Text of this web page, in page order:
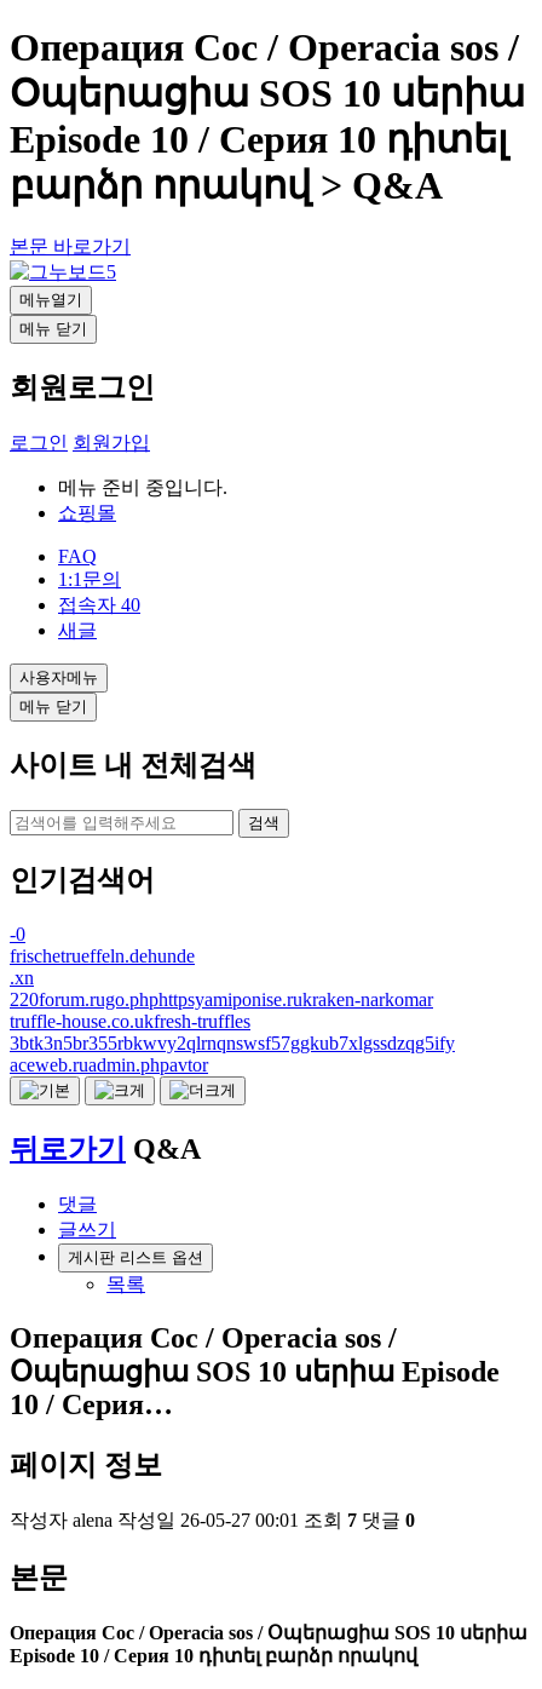
Операция Сос / Operacia sos /
Օպերացիա SOS 10 սերիա
Episode 10 / Серия 10 դիտել
բարձր որակով > Q&A
본문 바로가기
메뉴열기
메뉴 닫기
회원로그인
로그인 회원가입
메뉴 준비 중입니다.
쇼핑몰
FAQ
1:1문의
접속자 40
새글
사용자메뉴
메뉴 닫기
사이트 내 전체검색
검색
인기검색어
-0
frischetrueffeln.dehunde
.xn
220forum.rugo.phphttpsyamiponise.rukraken-narkomar
truffle-house.co.ukfresh-truffles
3btk3n5br355rbkwvy2qlrnqnswsf57ggkub7xlgssdzqg5ify
aceweb.ruadmin.phpavtor
뒤로가기 Q&A
댓글
글쓰기
게시판 리스트 옵션
목록
Операция Сос / Operacia sos /
Օպերացիա SOS 10 սերիա Episode
10 / Серия…
페이지 정보
작성자 alena 작성일 26-05-27 00:01 조회 7 댓글 0
본문
Операция Сос / Operacia sos / Օպերացիա SOS 10 սերիա
Episode 10 / Серия 10 դիտել բարձր որակով